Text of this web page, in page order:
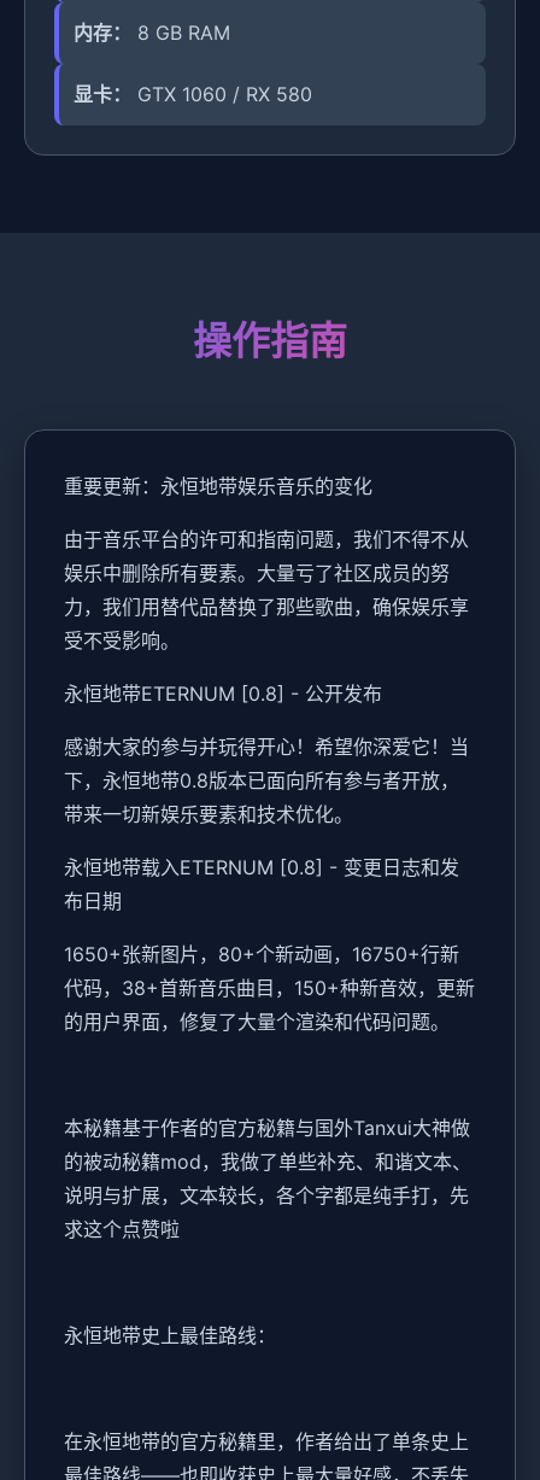
内存： 8 GB RAM
显卡： GTX 1060 / RX 580
操作指南
重要更新：永恒地带娱乐音乐的变化
由于音乐平台的许可和指南问题，我们不得不从
娱乐中删除所有要素。大量亏了社区成员的努
力，我们用替代品替换了那些歌曲，确保娱乐享
受不受影响。
永恒地带ETERNUM [0.8] - 公开发布
感谢大家的参与并玩得开心！希望你深爱它！当
下，永恒地带0.8版本已面向所有参与者开放，
带来一切新娱乐要素和技术优化。
永恒地带载入ETERNUM [0.8] - 变更日志和发
布日期
1650+张新图片，80+个新动画，16750+行新
代码，38+首新音乐曲目，150+种新音效，更新
的用户界面，修复了大量个渲染和代码问题。
本秘籍基于作者的官方秘籍与国外Tanxui大神做
的被动秘籍mod，我做了单些补充、和谐文本、
说明与扩展，文本较长，各个字都是纯手打，先
求这个点赞啦
永恒地带史上最佳路线：
在永恒地带的官方秘籍里，作者给出了单条史上
最佳路线——也即收获史上最大量好感，不丢失